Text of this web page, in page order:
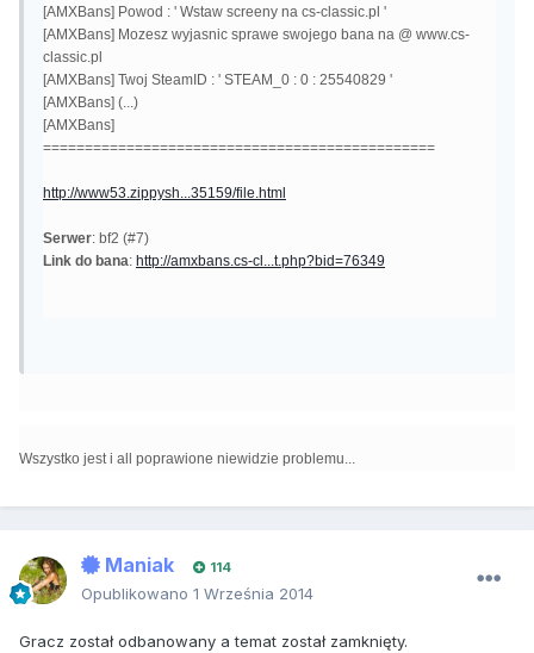
[AMXBans] Powod : ' Wstaw screeny na cs-classic.pl '
[AMXBans] Mozesz wyjasnic sprawe swojego bana na @ www.cs-
classic.pl
[AMXBans] Twoj SteamID : ' STEAM_0 : 0 : 25540829 '
[AMXBans] (...)
[AMXBans]
===============================================
http://www53.zippysh...35159/file.html
Serwer: bf2 (#7)
Link do bana: http://amxbans.cs-cl...t.php?bid=76349
Wszystko jest i all poprawione niewidzie problemu...
Maniak 114
Opublikowano 1 Września 2014
Gracz został odbanowany a temat został zamknięty.